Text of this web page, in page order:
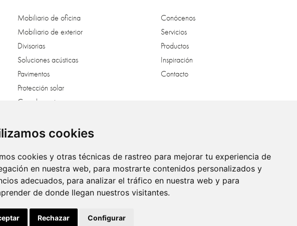
cookies
cookies y otras técnicas de rastreo para mejorar tu experiencia de
en nuestra web, para mostrarte contenidos personalizados y
adecuados, para analizar el tráfico en nuestra web y para
de donde llegan nuestros visitantes.
Rechazar Configurar
Mobiliario de oficina
Mobiliario de exterior
Divisorias
Soluciones acústicas
Pavimentos
Protección solar
Complementos
Vestuarios
Conócenos
Servicios
Productos
Inspiración
Contacto